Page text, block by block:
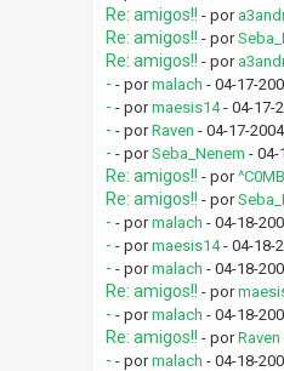
Re: amigos!! - por
Re: amigos!! - por
Re: amigos!! - por
- - pormalach - 04-17-
- - pormaesis14- 04-17-
- - porRaven - 04-17-
- - porSeba_Nenem - 04-
Re: amigos!! - por
Re: amigos!! - por
- - pormalach - 04-18-
- - pormaesis14- 04-18-
- - pormalach - 04-18-
Re: amigos!! - por
- - pormalach - 04-18-
Re: amigos!! - porRaven
- - pormalach - 04-18-